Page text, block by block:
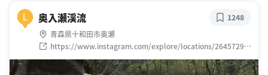
L 奥入瀬渓流
青森県十和田市奥瀬
https://www.instagram.com/explore/locations/26457299
0
1248